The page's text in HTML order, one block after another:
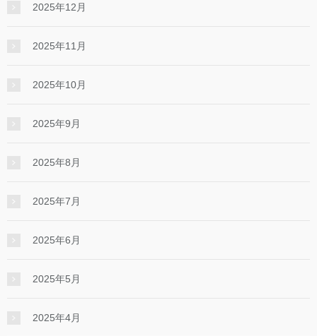
2025年12月
2025年11月
2025年10月
2025年9月
2025年8月
2025年7月
2025年6月
2025年5月
2025年4月